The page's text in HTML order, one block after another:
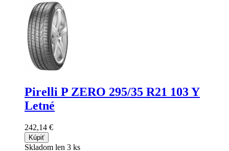
Pirelli P ZERO 295/35 R21 103 Y
Letné
242,14 €
Kúpiť
Skladom len 3 ks